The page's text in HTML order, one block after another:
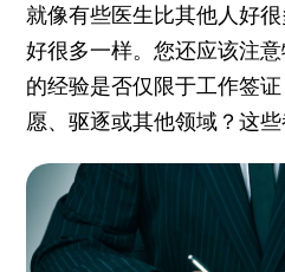
就像有些医生比其他人好
好很多一样。您还应该注
的经验是否仅限于工作签
愿、驱逐或其他领域？这些